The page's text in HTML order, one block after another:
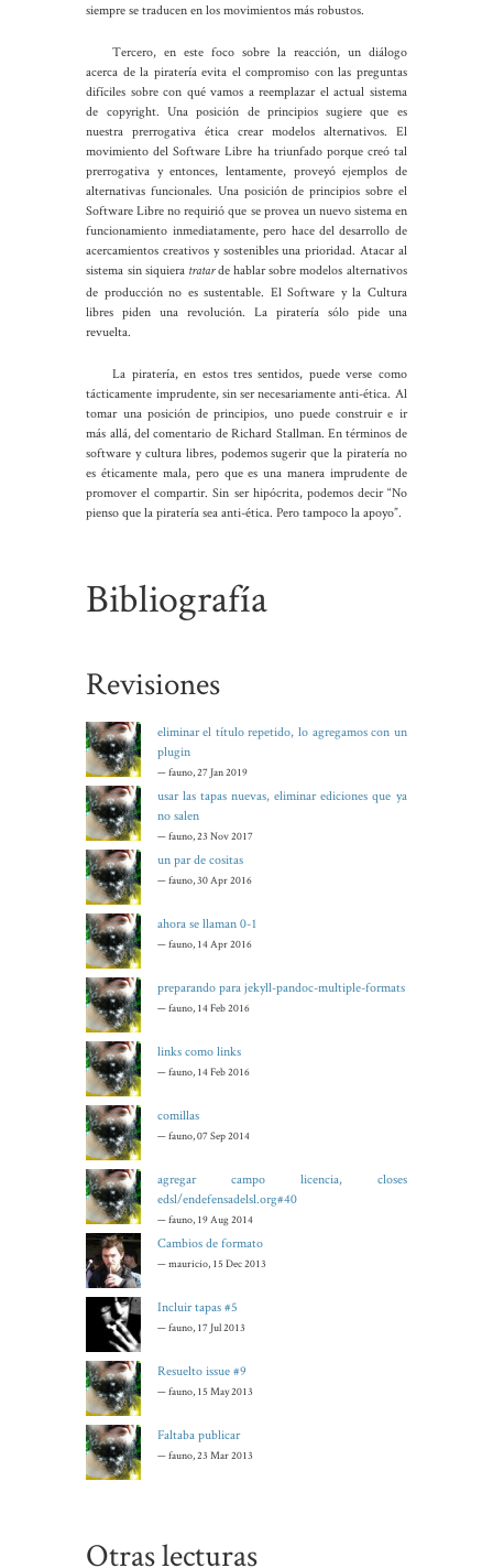
siempre se traducen en los movimientos más robustos.
Tercero, en este foco sobre la reacción, un diálogo
acerca de la piratería evita el compromiso con las preguntas
difíciles sobre con qué vamos a reemplazar el actual sistema
de copyright. Una posición de principios sugiere que es
nuestra prerrogativa ética crear modelos alternativos. El
movimiento del Software Libre ha triunfado porque creó tal
prerrogativa y entonces, lentamente, proveyó ejemplos de
alternativas funcionales. Una posición de principios sobre el
Software Libre no requirió que se provea un nuevo sistema en
funcionamiento inmediatamente, pero hace del desarrollo de
acercamientos creativos y sostenibles una prioridad. Atacar al
sistema sin siquiera tratarde hablar sobre modelos alternativos
de producción no es sustentable. El Software y la Cultura
libres piden una revolución. La piratería sólo pide una
revuelta.
La piratería, en estos tres sentidos, puede verse como
tácticamente imprudente, sin ser necesariamente anti-ética. Al
tomar una posición de principios, uno puede construir e ir
más allá, del comentario de Richard Stallman. En términos de
software y cultura libres, podemos sugerir que la piratería no
es éticamente mala, pero que es una manera imprudente de
promover el compartir. Sin ser hipócrita, podemos decir “No
pienso que la piratería sea anti-ética. Pero tampoco la apoyo”.
Bibliografía
Revisiones
eliminar el título repetido, lo agregamos con un
plugin
— fauno, 27 Jan 2019
usar las tapas nuevas, eliminar ediciones que ya
no salen
— fauno, 23 Nov 2017
un par de cositas
— fauno, 30 Apr 2016
ahora se llaman 0-1
— fauno, 14 Apr 2016
preparando para jekyll-pandoc-multiple-formats
— fauno, 14 Feb 2016
links como links
— fauno, 14 Feb 2016
comillas
— fauno, 07 Sep 2014
agregar campo licencia, closes
edsl/endefensadelsl.org#40
— fauno, 19 Aug 2014
Cambios de formato
— mauricio, 15 Dec 2013
Incluir tapas #5
— fauno, 17 Jul 2013
Resuelto issue #9
— fauno, 15 May 2013
Faltaba publicar
— fauno, 23 Mar 2013
Otras lecturas